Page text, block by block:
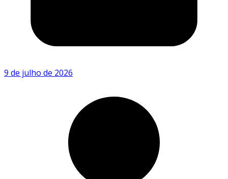
9 de julho de 2026